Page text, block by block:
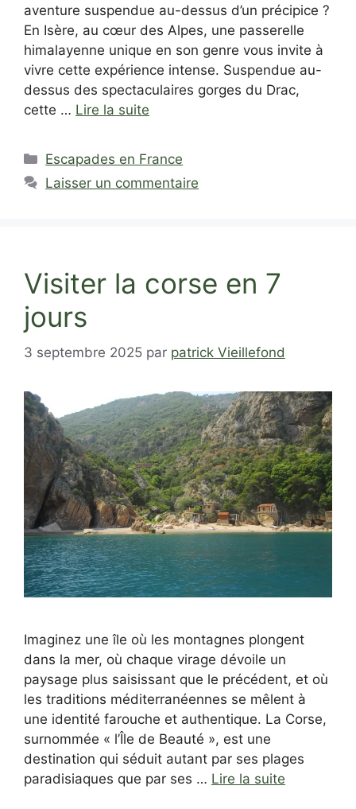
aventure suspendue au-dessus d’un précipice ?
En Isère, au cœur des Alpes, une passerelle
himalayenne unique en son genre vous invite à
vivre cette expérience intense. Suspendue au-
dessus des spectaculaires gorges du Drac,
cette … Lire la suite
Catégories
Escapades en France
Laisser un commentaire
Visiter la corse en 7
jours
3 septembre 2025 par patrick Vieillefond
Imaginez une île où les montagnes plongent
dans la mer, où chaque virage dévoile un
paysage plus saisissant que le précédent, et où
les traditions méditerranéennes se mêlent à
une identité farouche et authentique. La Corse,
surnommée « l’Île de Beauté », est une
destination qui séduit autant par ses plages
paradisiaques que par ses … Lire la suite